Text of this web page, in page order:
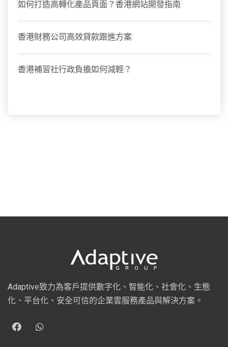
如何打造高轉化產品頁面？香港網站開發指南
香港財務公司高效貸款跟進方案
香港補習社行政負擔如何減輕？
Adaptive致力為客戶提供數字化、智能化、社會化、生態
化、平台化、安全可信的企業雲服務產品與解決方案。